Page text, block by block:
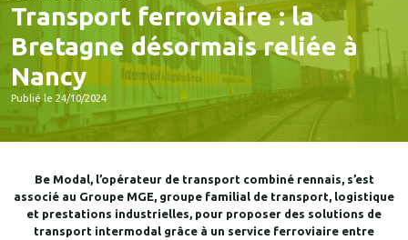
Transport ferroviaire : la
Bretagne désormais reliée à
Nancy
Publié le 24/10/2024
Be Modal, l’opérateur de transport combiné rennais, s’est
associé au Groupe MGE, groupe familial de transport, logistique
et prestations industrielles, pour proposer des solutions de
transport intermodal grâce à un service ferroviaire entre